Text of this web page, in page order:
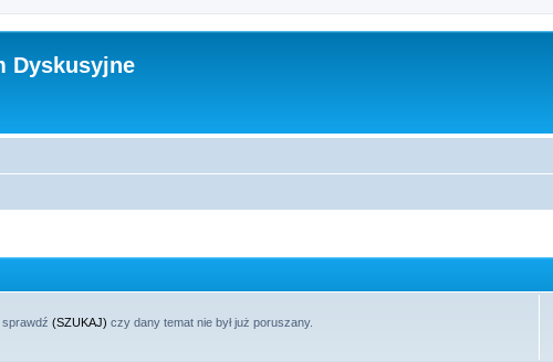
Dyskusyjne
(SZUKAJ) czy dany temat nie był już poruszany.